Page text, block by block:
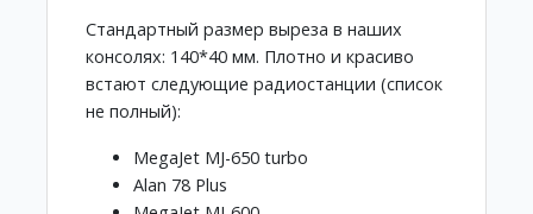
Стандартный размер выреза в наших
консолях: 140*40 мм. Плотно и красиво
встают следующие радиостанции (список
не полный):
MegaJet MJ-650 turbo
Alan 78 Plus